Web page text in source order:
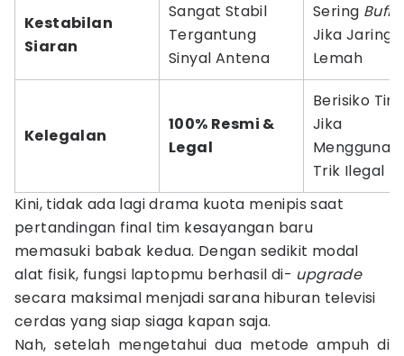
Kestabilan
Siaran
Sangat Stabil
Tergantung
Sinyal Antena
Sering
Jika
Lemah
Kelegalan
100% Resmi &
Legal
Berisiko
Jika
Trik Ilegal
Kini, tidak ada lagi drama kuota menipis saat
pertandingan final tim kesayangan baru
memasuki babak kedua. Dengan sedikit modal
alat fisik, fungsi laptopmu berhasil di- upgrade
secara maksimal menjadi sarana hiburan televisi
cerdas yang siap siaga kapan saja.
Nah, setelah mengetahui dua metode ampuh di